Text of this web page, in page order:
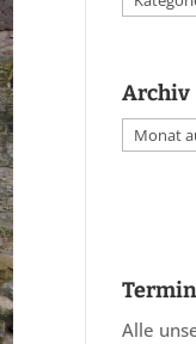
Archiv
Archiv
Alle